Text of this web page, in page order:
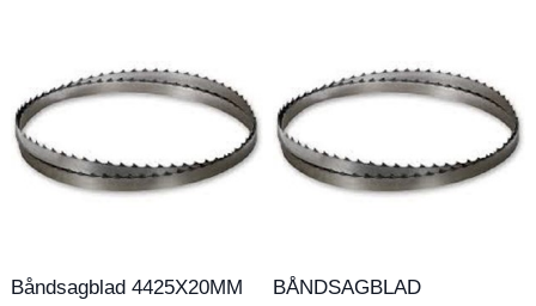
Båndsagblad 4425X20MM
BÅNDSAGBLAD